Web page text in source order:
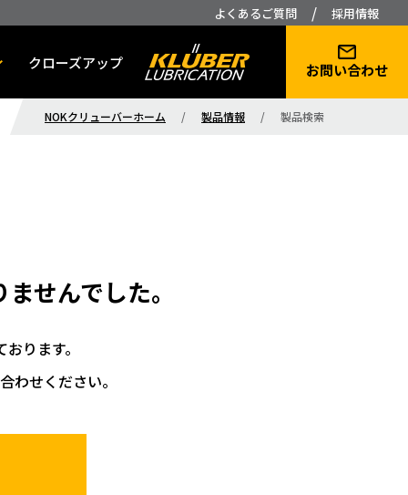
よくあるご質問 / 採用情報
クローズアップ お問い合わせ
NOKクリューバーホーム / 製品情報 / 製品検索
せんでした。
ります。
わせください。